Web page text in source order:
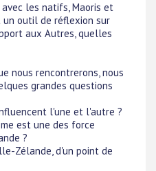
les natifs, Maoris et
un outil de réflexion sur
aux Autres, quelles
nous rencontrerons, nous
grandes questions
l'une et l'autre ?
est une des force
?
Zélande, d'un point de